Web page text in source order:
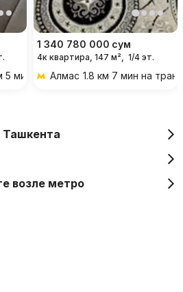
5 мин на транспорте
1 340 780 000 сум
4к квартира, 147 м², 1/4 эт.
Алмас 1.8 км 7 мин на
Ташкента
возле метро